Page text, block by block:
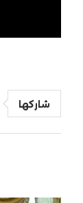
شاركها